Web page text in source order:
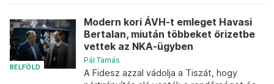
BELFÖLD
Modern kori ÁVH-t emleget Havasi
Bertalan, miután többeket őrizetbe
vettek az NKA-ügyben
Pál Tamás
A Fidesz azzal vádolja a Tiszát, hogy